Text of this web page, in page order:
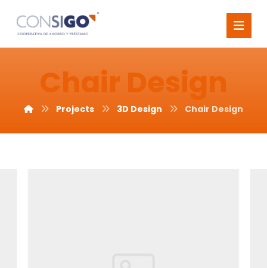
Chair Design
Projects 3D Design Chair Design